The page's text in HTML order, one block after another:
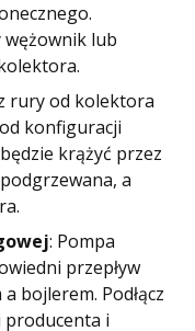
wężownik lub
rury od kolektora
konfiguracji
krążyć przez
a
: Pompa
przepływ
bojlerem. Podłącz
producenta i